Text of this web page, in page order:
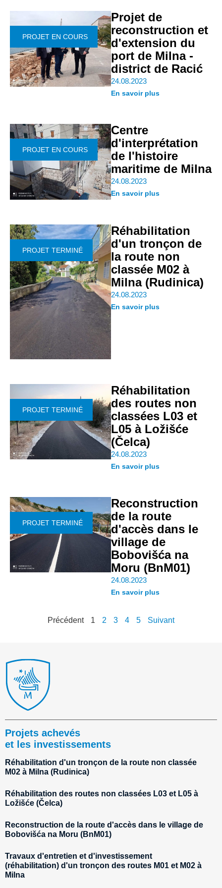
PROJET EN COURS
Projet de
reconstruction et
d'extension du
port de Milna -
district de Racić
24.08.2023
En savoir plus
PROJET EN COURS
Centre
d'interprétation
de l'histoire
maritime de Milna
24.08.2023
En savoir plus
PROJET TERMINÉ
Réhabilitation
d'un tronçon de
la route non
classée M02 à
Milna (Rudinica)
24.08.2023
En savoir plus
PROJET TERMINÉ
Réhabilitation
des routes non
classées L03 et
L05 à Ložišće
(Čelca)
24.08.2023
En savoir plus
PROJET TERMINÉ
Reconstruction
de la route
d'accès dans le
village de
Bobovišća na
Moru (BnM01)
24.08.2023
En savoir plus
Précédent 1 2 3 4 5 Suivant
Projets achevés
et les investissements
Réhabilitation d'un tronçon de la route non classée
M02 à Milna (Rudinica)
Réhabilitation des routes non classées L03 et L05 à
Ložišće (Čelca)
Reconstruction de la route d'accès dans le village de
Bobovišća na Moru (BnM01)
Travaux d'entretien et d'investissement
(réhabilitation) d'un tronçon des routes M01 et M02 à
Milna